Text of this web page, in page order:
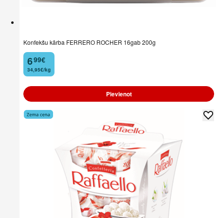
Konfekšu kārba FERRERO ROCHER 16gab 200g
6
. 99€
34,95€/kg
Pievienot